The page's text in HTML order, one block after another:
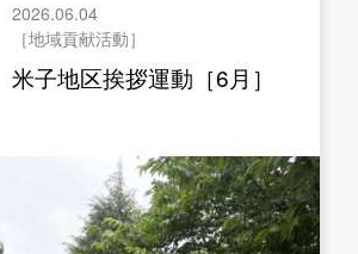
2026.06.04
［地域貢献活動］
米子地区挨拶運動［6月］